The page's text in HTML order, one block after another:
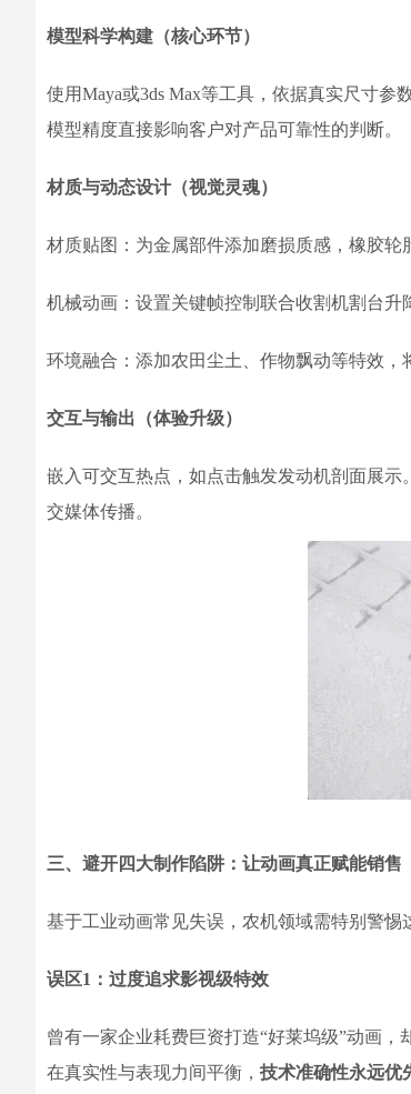
模型科学构建（核心环节）
使用Maya或3ds Max等工具，依据真实尺寸
模型精度直接影响客户对产品可靠性的判断。
材质与动态设计（视觉灵魂）
材质贴图：为金属部件添加磨损质感，橡胶轮
机械动画：设置关键帧控制联合收割机割台升
环境融合：添加农田尘土、作物飘动等特效，
交互与输出（体验升级）
嵌入可交互热点，如点击触发发动机剖面展
交媒体传播。
三、避开四大制作陷阱：让动画真正赋能销售
基于工业动画常见失误，农机领域需特别警惕
误区1：过度追求影视级特效
曾有一家企业耗费巨资打造“好莱坞级”动画
在真实性与表现力间平衡， 技术准确性永远优